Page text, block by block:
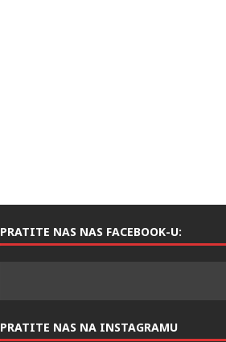
PRATITE NAS NAS FACEBOOK-U:
PRATITE NAS NA INSTAGRAMU